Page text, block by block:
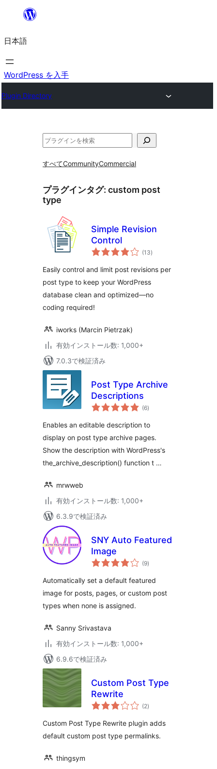
を
ス
キ
プ
日本語
WordPress を入手
Plugin Directory
検
すべてCommunityCommercial
プラグインタグ: custom post
type
Simple Revision
Control
(13個
の
価
)
Easily control and limit post revisions per
post type to keep your WordPress
database clean and optimized—no
coding required!
iworks (Marcin Pietrzak)
有効インストール数: 1,000+
7.0.3で検証済み
Post Type Archive
Descriptions
(6個
の
価
)
Enables an editable description to
display on post type archive pages.
Show the description with WordPress's
the_archive_description() function t …
mrwweb
有効インストール数: 1,000+
6.3.9で検証済み
SNY Auto Featured
Image
(9個
の
価
)
Automatically set a default featured
image for posts, pages, or custom post
types when none is assigned.
Sanny Srivastava
有効インストール数: 1,000+
6.9.6で検証済み
Custom Post Type
Rewrite
(2個
の
価
)
Custom Post Type Rewrite plugin adds
default custom post type permalinks.
thingsym